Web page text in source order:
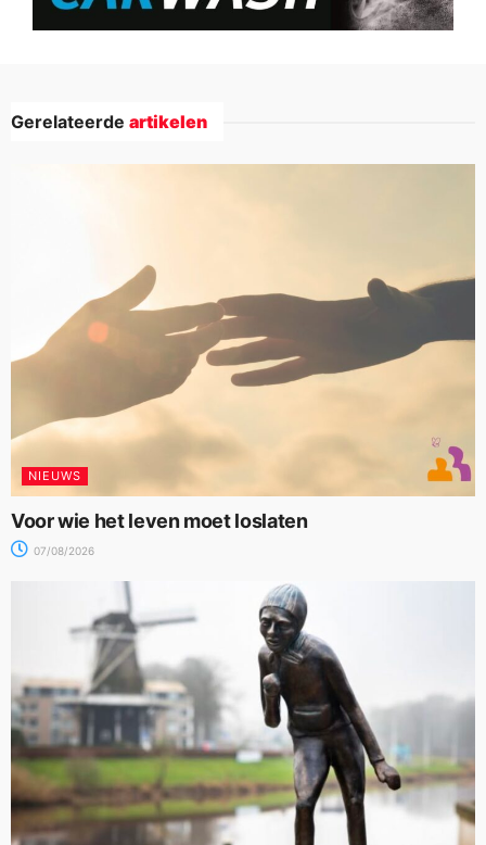
Gerelateerde artikelen
NIEUWS
Voor wie het leven moet loslaten
07/08/2026